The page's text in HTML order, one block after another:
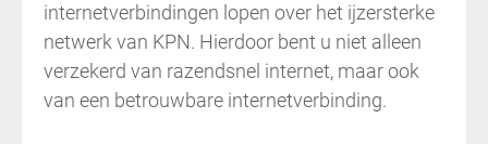
internetverbindingen lopen over het ijzersterke
netwerk van KPN. Hierdoor bent u niet alleen
verzekerd van razendsnel internet, maar ook
van een betrouwbare internetverbinding.